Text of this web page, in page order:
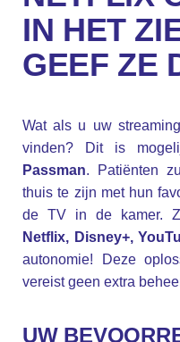
IN HET
GEEF ZE
Wat als u uw
vinden? Dit is
Passman. Patiënten
thuis te zijn met hun
de TV in de kamer.
Netflix, Disney+,
autonomie! Deze
vereist geen extra
UW